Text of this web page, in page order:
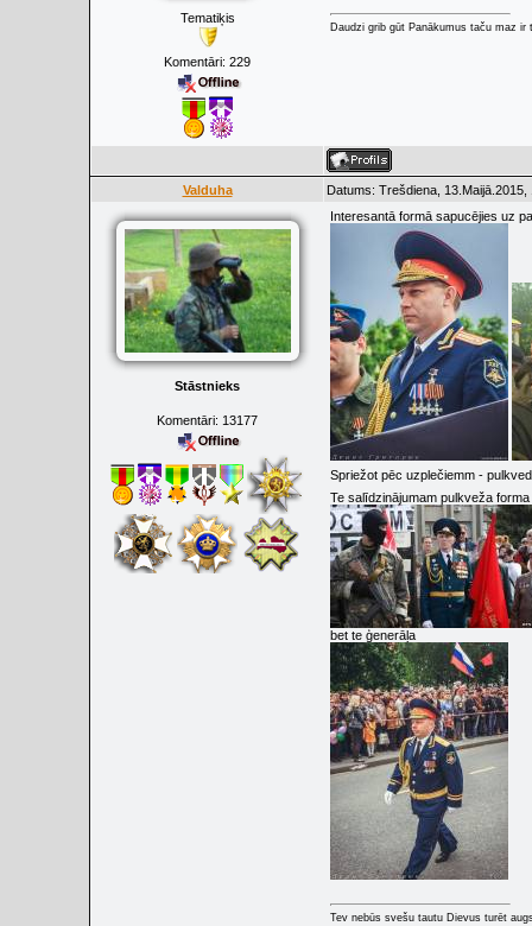
Tematiķis
Komentāri: 229
Daudzi grib gūt Panākumus taču maz
Valduha Datums: Trešdiena,
Stāstnieks
Komentāri: 13177
Interesantā formā sapucējies uz
Spriežot pēc uzplečiemm -
Te salīdzinājumam pulkveža forma
bet te ģenerāļa
Tev nebūs svešu tautu Dievus turēt